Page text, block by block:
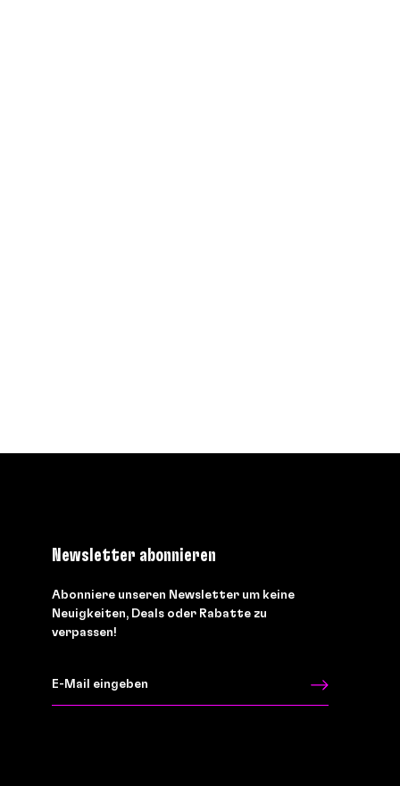
Newsletter abonnieren
Abonniere unseren Newsletter um keine
Neuigkeiten, Deals oder Rabatte zu
verpassen!